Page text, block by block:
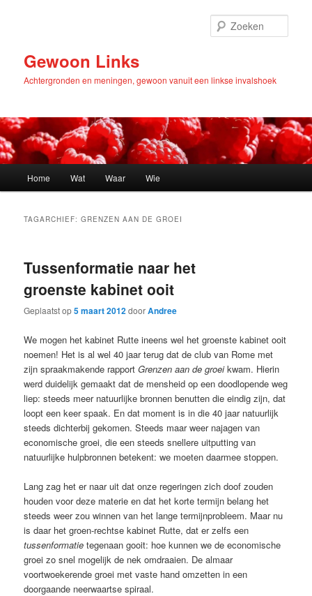
Gewoon Links
Achtergronden en meningen, gewoon vanuit een linkse invalshoek
Spring
primaire
inhoud
Spring
secundaire
inhoud
Home Wat Waar Wie
TAGARCHIEF:GRENZEN AAN DE GROEI
Tussenformatie naar het
groenste kabinet ooit
Geplaatst op5 maart 2012doorAndree
We mogen het kabinet Rutte ineens wel het groenste kabinet ooit
noemen! Het is al wel 40 jaar terug dat de club van Rome met
zijn spraakmakende rapportGrenzen aan de groeikwam. Hierin
werd duidelijk gemaakt dat de mensheid op een doodlopende weg
liep: steeds meer natuurlijke bronnen benutten die eindig zijn, dat
loopt een keer spaak. En dat moment is in die 40 jaar natuurlijk
steeds dichterbij gekomen. Steeds maar weer najagen van
economische groei, die een steeds snellere uitputting van
natuurlijke hulpbronnen betekent: we moeten daarmee stoppen.
Lang zag het er naar uit dat onze regeringen zich doof zouden
houden voor deze materie en dat het korte termijn belang het
steeds weer zou winnen van het lange termijnprobleem. Maar nu
is daar het groen-rechtse kabinet Rutte, dat er zelfs een
tussenformatie tegenaan gooit: hoe kunnen we de economische
groei zo snel mogelijk de nek omdraaien. De almaar
voortwoekerende groei met vaste hand omzetten in een
doorgaande neerwaartse spiraal.